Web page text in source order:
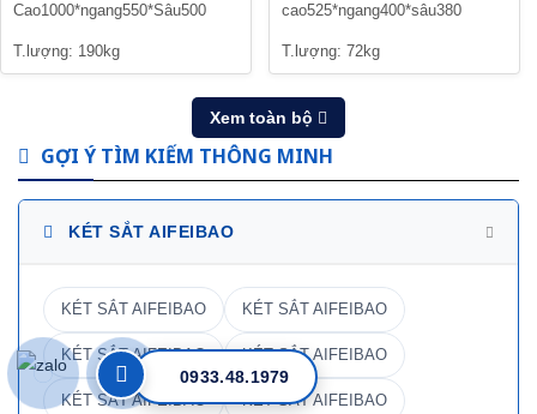
Cao1000*ngang550*Sâu500
T.lượng: 190kg
cao525*ngang400*sâu380
T.lượng: 72kg
Xem toàn bộ
GỢI Ý TÌM KIẾM THÔNG MINH
KÉT SẮT AIFEIBAO
KÉT SẮT AIFEIBAO KÉT SẮT AIFEIBAO
KÉT SẮT AIFEIBAO KÉT SẮT AIFEIBAO
KÉT SẮT AIFEIBAO KÉT SẮT AIFEIBAO
0933.48.1979